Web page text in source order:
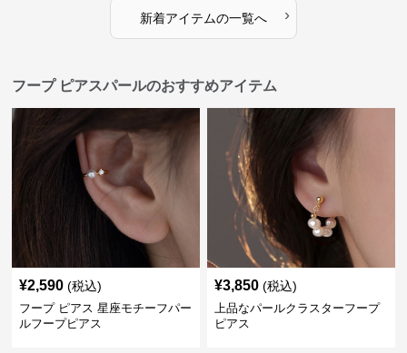
新着アイテムの一覧へ ›
フープ ピアスパールのおすすめアイテム
¥2,590 (税込)
フープ ピアス 星座モチーフパー
ルフープピアス
¥3,850 (税込)
上品なパールクラスターフープ
ピアス